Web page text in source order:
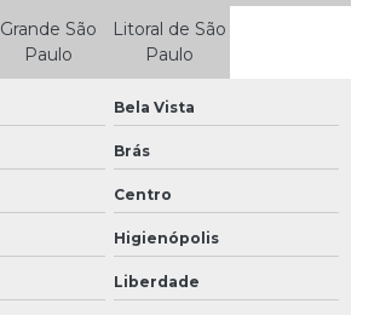
Grande São
Paulo
Litoral de São
Paulo
Bela Vista
Brás
Centro
Higienópolis
Liberdade